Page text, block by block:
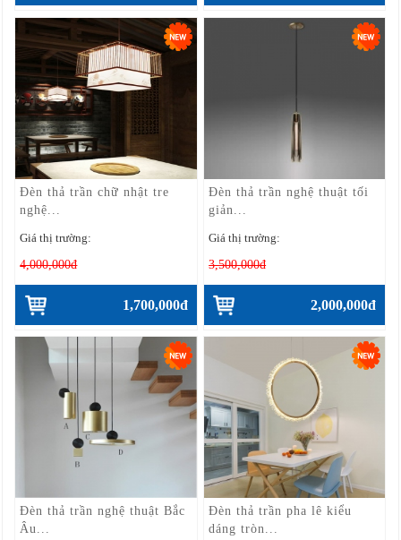
Đèn thả trần chữ nhật tre
nghệ...
Giá thị trường:
4,000,000đ
1,700,000đ
Đèn thả trần nghệ thuật tối
giản...
Giá thị trường:
3,500,000đ
2,000,000đ
Đèn thả trần nghệ thuật Bắc
Âu...
Đèn thả trần pha lê kiểu
dáng tròn...